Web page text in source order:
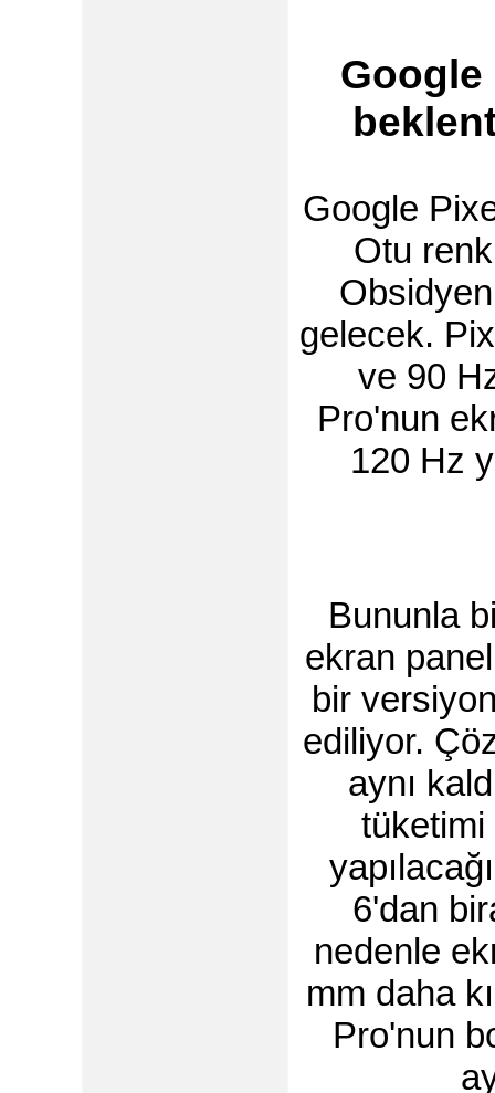
Google
Google
Otu
gelecek.
ve 90
Pro'nun
120 Hz
Bununla
ekran
bir
ediliyor.
aynı
6'dan
nedenle
mm daha
Pro'nun